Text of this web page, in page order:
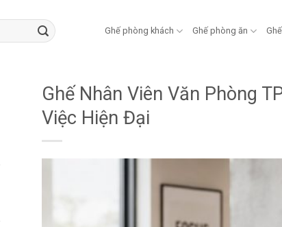
Ghế phòng khách Ghế phòng ăn
Ghế Nhân Viên Văn Phòng
Việc Hiện Đại